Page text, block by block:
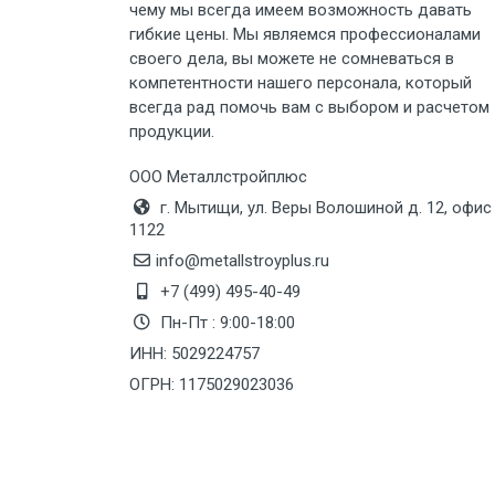
Груз до 6 м, вес до 5 тн
Груз до 6 м, вес до 8 тн
Груз до 6 м, вес до 10 тн
Груз до 12 м, вес до 20 тн
Манипулятор до 6 м, вес до 5 тн
чему мы всегда имеем возможность давать
гибкие цены. Мы являемся профессионалами
своего дела, вы можете не сомневаться в
компетентности нашего персонала, который
всегда рад помочь вам с выбором и расчетом
продукции.
ООО Металлстройплюс
г. Мытищи, ул. Веры Волошиной д. 12, офис
1122
info@metallstroyplus.ru
+7 (499) 495-40-49
Пн-Пт : 9:00-18:00
ИНН: 5029224757
ОГРН: 1175029023036